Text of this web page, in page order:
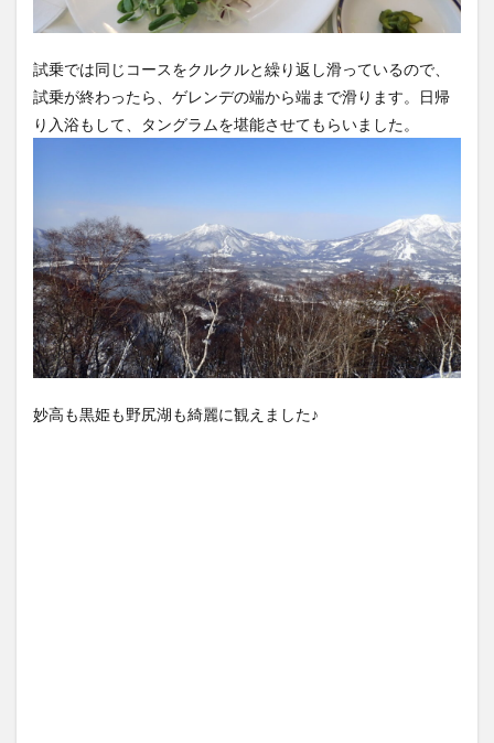
試乗では同じコースをクルクルと繰り返し滑っているので、
試乗が終わったら、ゲレンデの端から端まで滑ります。日帰
り入浴もして、タングラムを堪能させてもらいました。
妙高も黒姫も野尻湖も綺麗に観えました♪